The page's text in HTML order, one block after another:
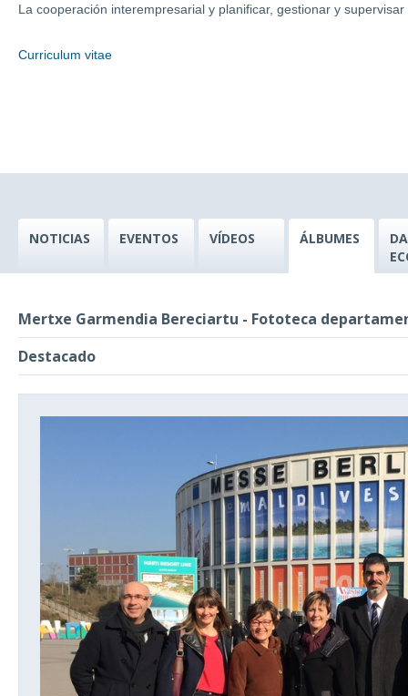
La cooperación interempresarial y planificar, gestionar y
Curriculum vitae
NOTICIAS EVENTOS VÍDEOS ÁLBUMES
Mertxe Garmendia Bereciartu - Fototeca
Destacado